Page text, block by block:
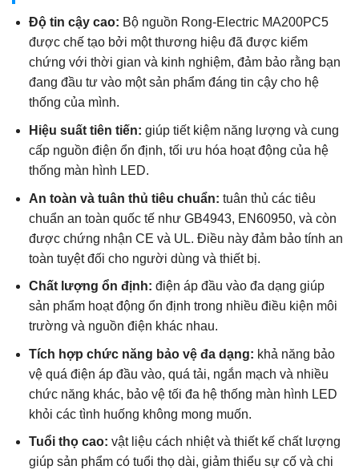
Độ tin cậy cao: Bộ nguồn Rong-Electric MA200PC5
được chế tạo bởi một thương hiệu đã được kiểm
chứng với thời gian và kinh nghiệm, đảm bảo rằng bạn
đang đầu tư vào một sản phẩm đáng tin cậy cho hệ
thống của mình.
Hiệu suất tiên tiến: giúp tiết kiệm năng lượng và cung
cấp nguồn điện ổn định, tối ưu hóa hoạt động của hệ
thống màn hình LED.
An toàn và tuân thủ tiêu chuẩn: tuân thủ các tiêu
chuẩn an toàn quốc tế như GB4943, EN60950, và còn
được chứng nhận CE và UL. Điều này đảm bảo tính an
toàn tuyệt đối cho người dùng và thiết bị.
Chất lượng ổn định: điện áp đầu vào đa dạng giúp
sản phẩm hoạt động ổn định trong nhiều điều kiện môi
trường và nguồn điện khác nhau.
Tích hợp chức năng bảo vệ đa dạng: khả năng bảo
vệ quá điện áp đầu vào, quá tải, ngắn mạch và nhiều
chức năng khác, bảo vệ tối đa hệ thống màn hình LED
khỏi các tình huống không mong muốn.
Tuổi thọ cao: vật liệu cách nhiệt và thiết kế chất lượng
giúp sản phẩm có tuổi thọ dài, giảm thiểu sự cố và chi